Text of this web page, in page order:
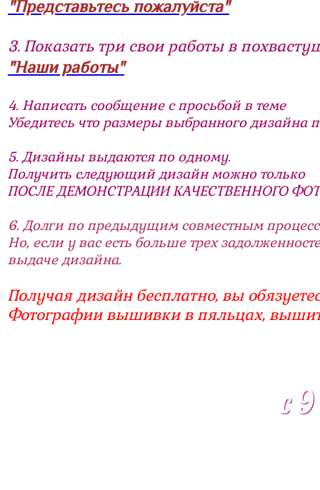
"Представьтесь пожалуйста"
3. Показать три свои работы в
"Наши работы"
4. Написать сообщение с просьбой в теме
Убедитесь что размеры выбранного дизайна
5. Дизайны выдаются по одному.
Получить следующий дизайн можно только
ПОСЛЕ ДЕМОНСТРАЦИИ КАЧЕСТВЕННОГО
6. Долги по предыдущим совместным
Но, если у вас есть больше трех
выдаче дизайна.
Получая дизайн бесплатно, вы
Фотографии вышивки в пяльцах,
с